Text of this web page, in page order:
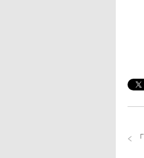
「